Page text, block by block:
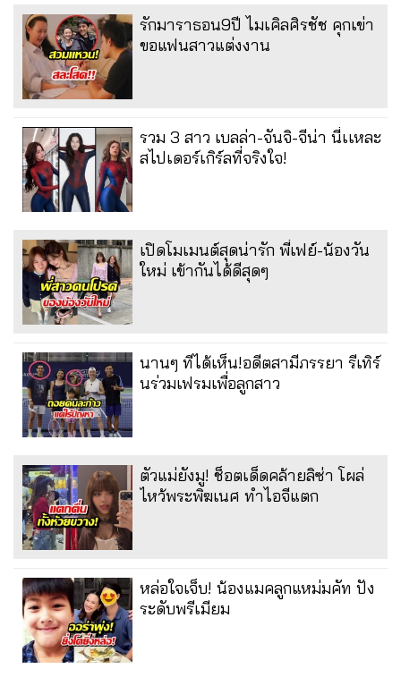
รักมาราธอน9ปี ไมเคิลศิรชัช คุกเข่า
ขอแฟนสาวแต่งงาน
รวม 3 สาว เบลล่า-จันจิ-จีน่า นี่เเหละ
สไปเดอร์เกิร์ลที่จริงใจ!
เปิดโมเมนต์สุดน่ารัก พี่เฟย์-น้องวัน
ใหม่ เข้ากันได้ดีสุดๆ
นานๆ ทีได้เห็น!อดีตสามีภรรยา รีเทิร์
นร่วมเฟรมเพื่อลูกสาว
ตัวแม่ยังมู! ช็อตเด็ดคล้ายลิซ่า โผล่
ไหว้พระพิฆเนศ ทำไอจีแตก
หล่อใจเจ็บ! น้องแมคลูกแหม่มคัท ปัง
ระดับพรีเมียม